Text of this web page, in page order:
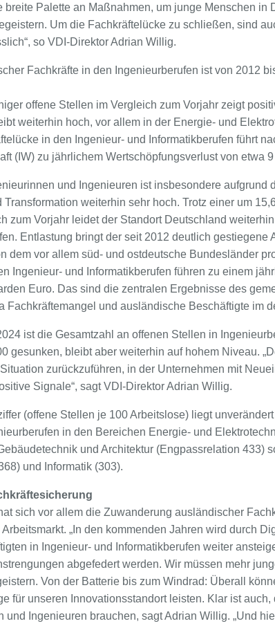
breite Palette an Maßnahmen, um junge Menschen in
Um die Fachkräftelücke zu schließen, sind
so VDI-Direktor Adrian Willig.
Fachkräfte in den Ingenieurberufen ist von 2012
offene Stellen im Vergleich zum Vorjahr zeigt
weiterhin hoch, vor allem in der Energie- und
in den Ingenieur- und Informatikberufen führt
(IW) zu jährlichem Wertschöpfungsverlust von etwa
und Ingenieuren ist insbesondere aufgrund
Transformation weiterhin sehr hoch. Trotz einer um
zum Vorjahr leidet der Standort Deutschland
Entlastung bringt der seit 2012 deutlich gestiegene
dem vor allem süd- und ostdeutsche Bundesländer
Ingenieur- und Informatikberufen führen zu einem
Euro. Das sind die zentralen Ergebnisse des
Fachkräftemangel und ausländische Beschäftigte im
ist die Gesamtzahl an offenen Stellen in
gesunken, bleibt aber weiterhin auf hohem Niveau.
zurückzuführen, in der Unternehmen mit
Signale“, sagt VDI-Direktor Adrian Willig.
(offene Stellen je 100 Arbeitslose) liegt
in den Bereichen Energie- und
und Architektur (Engpassrelation 433)
und Informatik (303).
sich vor allem die Zuwanderung ausländischer
„In den kommenden Jahren wird durch
in Ingenieur- und Informatikberufen weiter
abgefedert werden. Wir müssen mehr
Von der Batterie bis zum Windrad: Überall
für unseren Innovationsstandort leisten. Klar ist
und Ingenieuren brauchen, sagt Adrian Willig. „Und